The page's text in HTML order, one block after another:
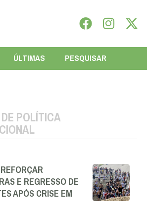
ÚLTIMAS PESQUISAR
POLÍTICA
E REGRESSO DE
APÓS CRISE EM